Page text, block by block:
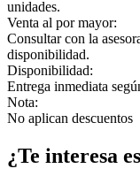
unidades.
Venta al por mayor:
Consultar con la
disponibilidad.
Disponibilidad:
Entrega inmediata
Nota:
No aplican descuentos
¿Te interesa